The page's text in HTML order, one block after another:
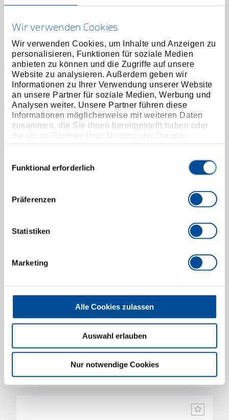
Wir verwenden Cookies
Wir verwenden Cookies, um Inhalte und Anzeigen zu
personalisieren, Funktionen für soziale Medien
anbieten zu können und die Zugriffe auf unsere
Website zu analysieren. Außerdem geben wir
Informationen zu Ihrer Verwendung unserer Website
an unsere Partner für soziale Medien, Werbung und
Analysen weiter. Unsere Partner führen diese
Informationen möglicherweise mit weiteren Daten
zusammen, die Sie ihnen bereitgestellt haben oder
die sie im Rahmen Ihrer Nutzung der Dienste
gesammelt haben. Unsere vollständige
Funktional erforderlich
Präferenzen
Statistiken
Marketing
Alle Cookies zulassen
Auswahl erlauben
Nur notwendige Cookies
Biegewerkzeug scharfkantig 70 mm
4605240 / 280071
Preis auf Anfrage
Biegewerkzeug scharfkantig 100 mm
4605400/ 280111
Preis auf Anfrage